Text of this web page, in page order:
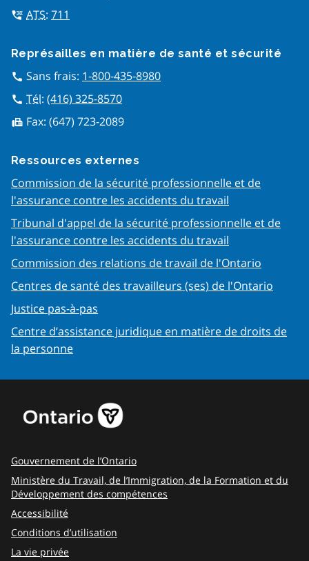
tty ATS: 711
Représailles en matière de san​té et sécurité
call Sans frais: 1-800-435-8980
call Tél: (416) 325-8570
fax Fax: (647) 723-2089
Ressources externes
Commission de la sécurité professionnelle et de
l'assurance contre les accidents du travail
Tribunal d'appel de la sécurité professionnelle et de
l'assurance contre les accidents du travail
Commission des relations de travail de l'Ontario
Centres de santé des travailleurs (ses) de l'Ontario
Justice pas-à-pas
Centre d’assistance juridique en matière de droits de
la personne
Gouvernement de l’Ontario
Ministère du Travail, de l’Immigration, de la Formation et du
Développement des compétences
Accessibilité
Conditions d’utilisation
La vie privée